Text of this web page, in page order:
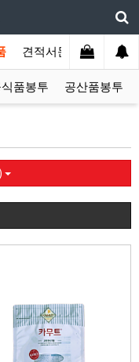
견적서문의 커뮤니
품봉투 공산품봉투